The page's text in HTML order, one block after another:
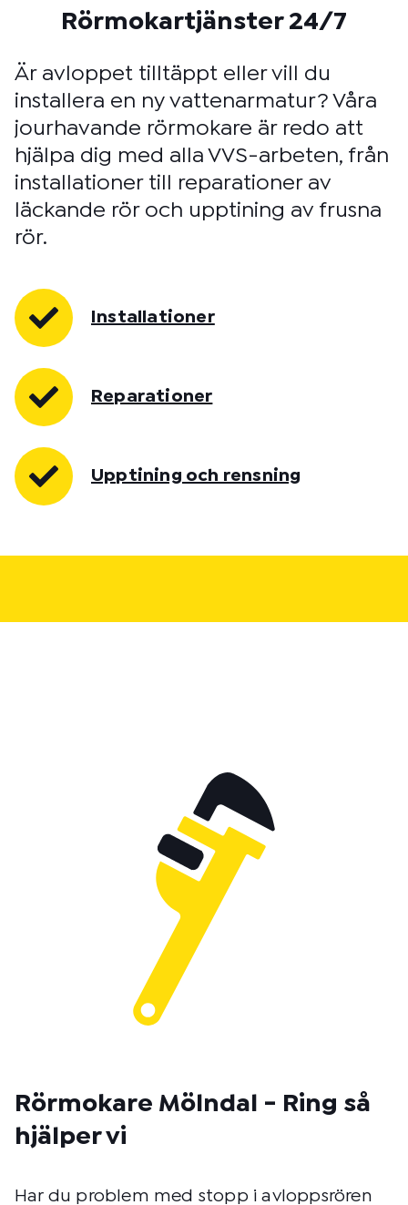
Rörmokartjänster 24/7
Är avloppet tilltäppt eller vill du
installera en ny vattenarmatur? Våra
jourhavande rörmokare är redo att
hjälpa dig med alla VVS-arbeten, från
installationer till reparationer av
läckande rör och upptining av frusna
rör.
Installationer
Reparationer
Upptining och rensning
Rörmokare Mölndal - Ring så
hjälper vi
Har du problem med stopp i avloppsrören